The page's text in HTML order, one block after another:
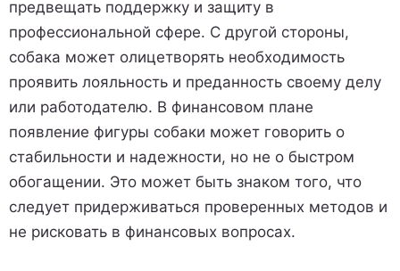
предвещать поддержку и защиту в
профессиональной сфере. С другой стороны,
собака может олицетворять необходимость
проявить лояльность и преданность своему делу
или работодателю. В финансовом плане
появление фигуры собаки может говорить о
стабильности и надежности, но не о быстром
обогащении. Это может быть знаком того, что
следует придерживаться проверенных методов и
не рисковать в финансовых вопросах.